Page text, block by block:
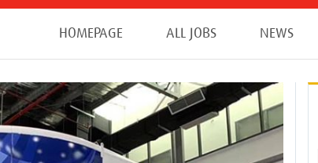
HOMEPAGE ALL JOBS NEWS